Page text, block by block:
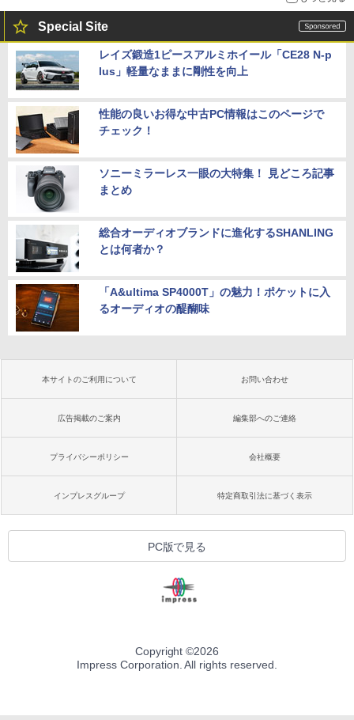
Special Site
レイズ鍛造1ピースアルミホイール「CE28 N-p
lus」軽量なままに剛性を向上
性能の良いお得な中古PC情報はこのページで
チェック！
ソニーミラーレス一眼の大特集！ 見どころ記事
まとめ
総合オーディオブランドに進化するSHANLING
とは何者か？
「A&ultima SP4000T」の魅力！ポケットに入
るオーディオの醍醐味
本サイトのご利用について お問い合わせ
広告掲載のご案内 編集部へのご連絡
プライバシーポリシー 会社概要
インプレスグループ 特定商取引法に基づく表示
PC版で見る
Copyright ©2026
Impress Corporation. All rights reserved.